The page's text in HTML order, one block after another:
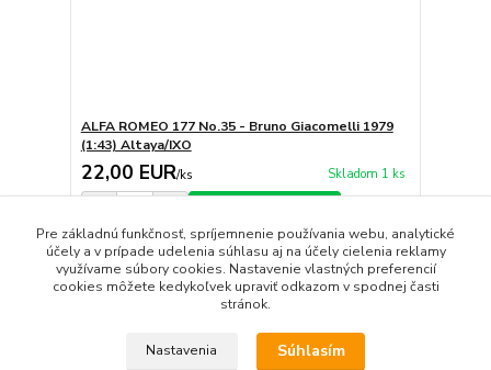
ALFA ROMEO 177 No.35 - Bruno Giacomelli 1979
(1:43) Altaya/IXO
22,00 EUR/ks Skladom 1 ks
strana z 1
Pre základnú funkčnosť, spríjemnenie používania webu, analytické
účely a v prípade udelenia súhlasu aj na účely cielenia reklamy
využívame súbory cookies. Nastavenie vlastných preferencií
cookies môžete kedykoľvek upraviť odkazom v spodnej časti
stránok.
Nastavenia Súhlasím